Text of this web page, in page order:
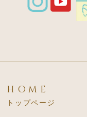
HOME
トップページ